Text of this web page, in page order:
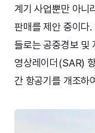
계기 사업뿐만 아니
판매를 제안 중이다.
들로는 공중경보 및
영상레이더(SAR)
간 항공기를 개조하